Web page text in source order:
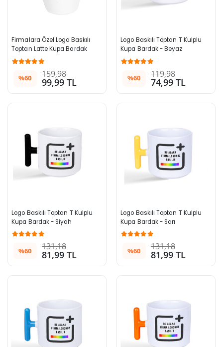
Firmalara Özel Logo Baskılı
Toptan Latte Kupa Bardak
Pembe 996+ Adet
%60 159,98
99,99 TL
Logo Baskılı Toptan T Kulplu
Kupa Bardak - Beyaz
%60 119,98
74,99 TL
Logo Baskılı Toptan T Kulplu
Kupa Bardak - Siyah
%60 131,18
81,99 TL
Logo Baskılı Toptan T Kulplu
Kupa Bardak - Sarı
%60 131,18
81,99 TL